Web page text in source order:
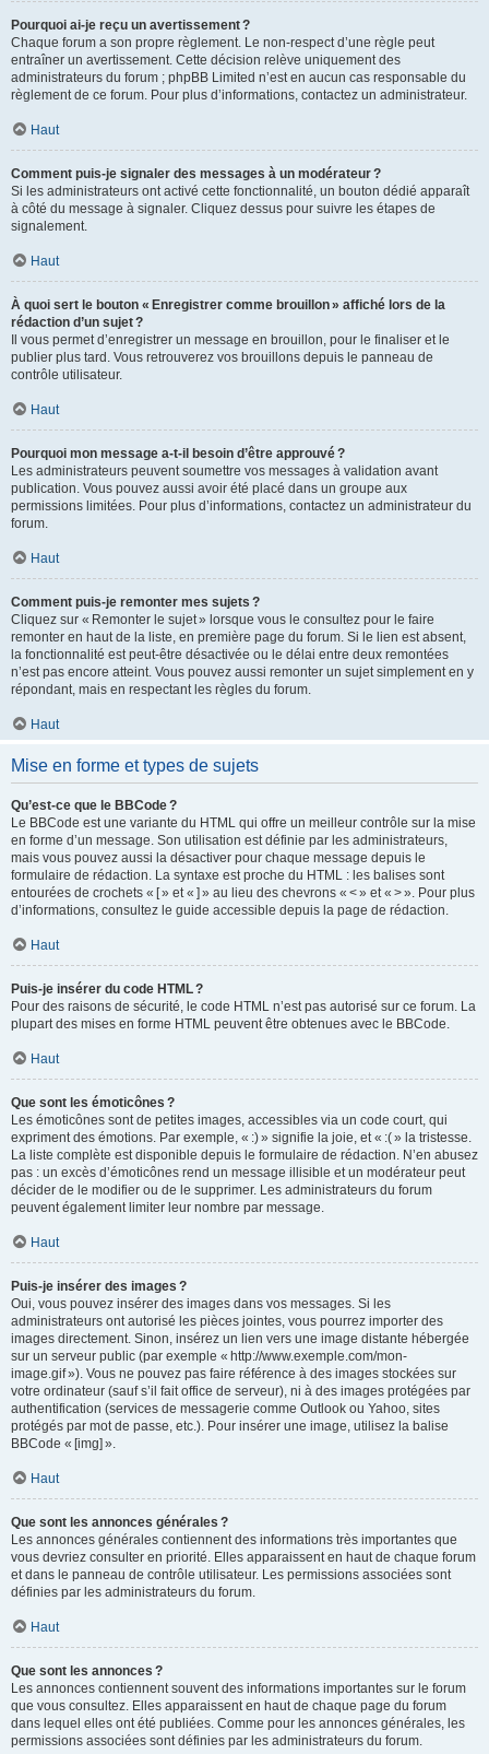
Pourquoi ai-je reçu un avertissement ?
Chaque forum a son propre règlement. Le non-respect d’une règle peut
entraîner un avertissement. Cette décision relève uniquement des
administrateurs du forum ; phpBB Limited n’est en aucun cas responsable du
règlement de ce forum. Pour plus d’informations, contactez un administrateur.
Haut
Comment puis-je signaler des messages à un modérateur ?
Si les administrateurs ont activé cette fonctionnalité, un bouton dédié apparaît
à côté du message à signaler. Cliquez dessus pour suivre les étapes de
signalement.
Haut
À quoi sert le bouton « Enregistrer comme brouillon » affiché lors de la
rédaction d’un sujet ?
Il vous permet d’enregistrer un message en brouillon, pour le finaliser et le
publier plus tard. Vous retrouverez vos brouillons depuis le panneau de
contrôle utilisateur.
Haut
Pourquoi mon message a-t-il besoin d’être approuvé ?
Les administrateurs peuvent soumettre vos messages à validation avant
publication. Vous pouvez aussi avoir été placé dans un groupe aux
permissions limitées. Pour plus d’informations, contactez un administrateur du
forum.
Haut
Comment puis-je remonter mes sujets ?
Cliquez sur « Remonter le sujet » lorsque vous le consultez pour le faire
remonter en haut de la liste, en première page du forum. Si le lien est absent,
la fonctionnalité est peut-être désactivée ou le délai entre deux remontées
n’est pas encore atteint. Vous pouvez aussi remonter un sujet simplement en y
répondant, mais en respectant les règles du forum.
Haut
Mise en forme et types de sujets
Qu’est-ce que le BBCode ?
Le BBCode est une variante du HTML qui offre un meilleur contrôle sur la mise
en forme d’un message. Son utilisation est définie par les administrateurs,
mais vous pouvez aussi la désactiver pour chaque message depuis le
formulaire de rédaction. La syntaxe est proche du HTML : les balises sont
entourées de crochets « [ » et « ] » au lieu des chevrons « < » et « > ». Pour plus
d’informations, consultez le guide accessible depuis la page de rédaction.
Haut
Puis-je insérer du code HTML ?
Pour des raisons de sécurité, le code HTML n’est pas autorisé sur ce forum. La
plupart des mises en forme HTML peuvent être obtenues avec le BBCode.
Haut
Que sont les émoticônes ?
Les émoticônes sont de petites images, accessibles via un code court, qui
expriment des émotions. Par exemple, « :) » signifie la joie, et « :( » la tristesse.
La liste complète est disponible depuis le formulaire de rédaction. N’en abusez
pas : un excès d’émoticônes rend un message illisible et un modérateur peut
décider de le modifier ou de le supprimer. Les administrateurs du forum
peuvent également limiter leur nombre par message.
Haut
Puis-je insérer des images ?
Oui, vous pouvez insérer des images dans vos messages. Si les
administrateurs ont autorisé les pièces jointes, vous pourrez importer des
images directement. Sinon, insérez un lien vers une image distante hébergée
sur un serveur public (par exemple « http://www.exemple.com/mon-
image.gif »). Vous ne pouvez pas faire référence à des images stockées sur
votre ordinateur (sauf s’il fait office de serveur), ni à des images protégées par
authentification (services de messagerie comme Outlook ou Yahoo, sites
protégés par mot de passe, etc.). Pour insérer une image, utilisez la balise
BBCode « [img] ».
Haut
Que sont les annonces générales ?
Les annonces générales contiennent des informations très importantes que
vous devriez consulter en priorité. Elles apparaissent en haut de chaque forum
et dans le panneau de contrôle utilisateur. Les permissions associées sont
définies par les administrateurs du forum.
Haut
Que sont les annonces ?
Les annonces contiennent souvent des informations importantes sur le forum
que vous consultez. Elles apparaissent en haut de chaque page du forum
dans lequel elles ont été publiées. Comme pour les annonces générales, les
permissions associées sont définies par les administrateurs du forum.